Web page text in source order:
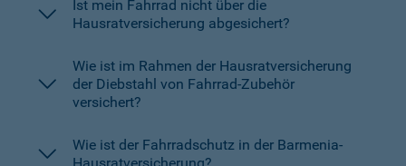
Ist mein Fahrrad nicht über die
Hausratversicherung abgesichert?
Wie ist im Rahmen der Hausratversicherung
der Diebstahl von Fahrrad-Zubehör
versichert?
Wie ist der Fahrradschutz in der Barmenia-